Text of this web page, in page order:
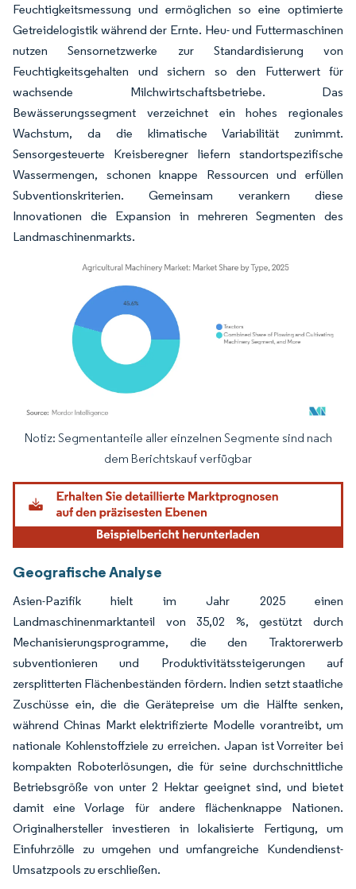
Feuchtigkeitsmessung und ermöglichen so eine optimierte
Getreidelogistik während der Ernte. Heu- und Futtermaschinen
nutzen Sensornetzwerke zur Standardisierung von
Feuchtigkeitsgehalten und sichern so den Futterwert für
wachsende Milchwirtschaftsbetriebe. Das
Bewässerungssegment verzeichnet ein hohes regionales
Wachstum, da die klimatische Variabilität zunimmt.
Sensorgesteuerte Kreisberegner liefern standortspezifische
Wassermengen, schonen knappe Ressourcen und erfüllen
Subventionskriterien. Gemeinsam verankern diese
Innovationen die Expansion in mehreren Segmenten des
Landmaschinenmarkts.
Bild © Mordor Intelligence. Wiederverwendung erfordert Namensnennung
Notiz: Segmentanteile aller einzelnen Segmente sind nach
dem Berichtskauf verfügbar
Geografische Analyse
Asien-Pazifik hielt im Jahr 2025 einen
Landmaschinenmarktanteil von 35,02 %, gestützt durch
Mechanisierungsprogramme, die den Traktorerwerb
subventionieren und Produktivitätssteigerungen auf
zersplitterten Flächenbeständen fördern. Indien setzt staatliche
Zuschüsse ein, die die Gerätepreise um die Hälfte senken,
während Chinas Markt elektrifizierte Modelle vorantreibt, um
nationale Kohlenstoffziele zu erreichen. Japan ist Vorreiter bei
kompakten Roboterlösungen, die für seine durchschnittliche
Betriebsgröße von unter 2 Hektar geeignet sind, und bietet
damit eine Vorlage für andere flächenknappe Nationen.
Originalhersteller investieren in lokalisierte Fertigung, um
Einfuhrzölle zu umgehen und umfangreiche Kundendienst-
Umsatzpools zu erschließen.